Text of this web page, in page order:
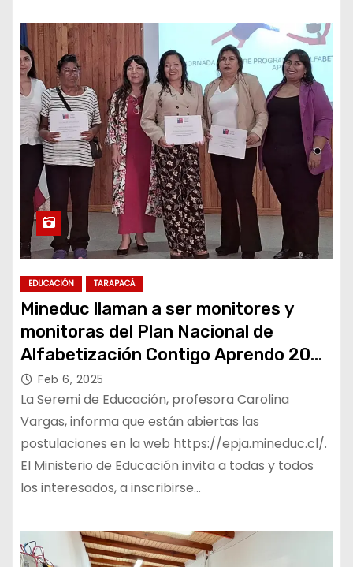
EDUCACIÓN TARAPACÁ
Mineduc llaman a ser monitores y
monitoras del Plan Nacional de
Alfabetización Contigo Aprendo 2025
en Tarapacá
Feb 6, 2025
La Seremi de Educación, profesora Carolina
Vargas, informa que están abiertas las
postulaciones en la web https://epja.mineduc.cl/.
El Ministerio de Educación invita a todas y todos
los interesados, a inscribirse…